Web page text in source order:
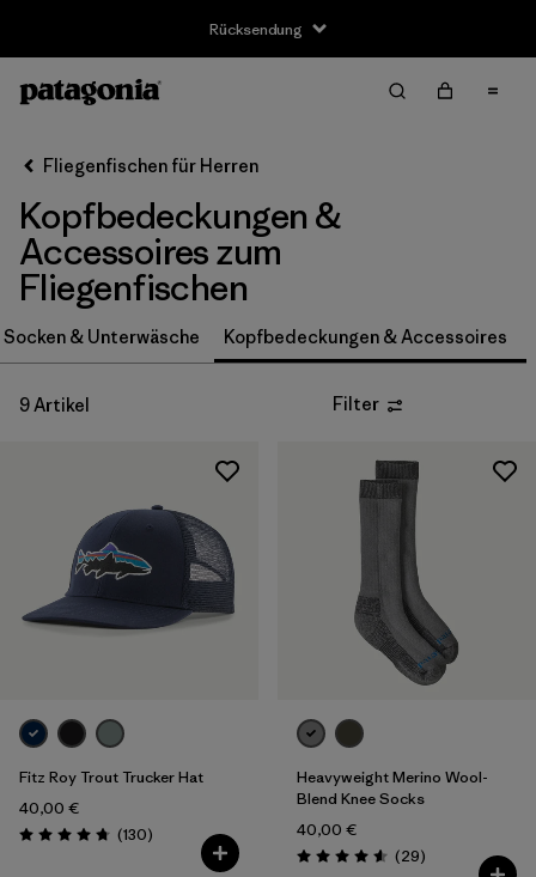
Rücksendung
Filter by
Größe
(3)
S/M (1)
M (3)
Einheitsgröße
Filter by
Preis
Fliegenfischen für Herren
Kopfbedeckungen &
Accessoires zum
Fliegenfischen
& Unterwäsche Kopfbedeckungen & Accessoires
9 Artikel Filter
Fitz Roy Trout Trucker Hat
40,00 €
Bewertung: 4.8 / 5
(130Rezensionen
)
Heavyweight Merino Wool-
Blend Knee Socks
40,00 €
Bewertung: 4.6 / 5
(29Rezensionen
)